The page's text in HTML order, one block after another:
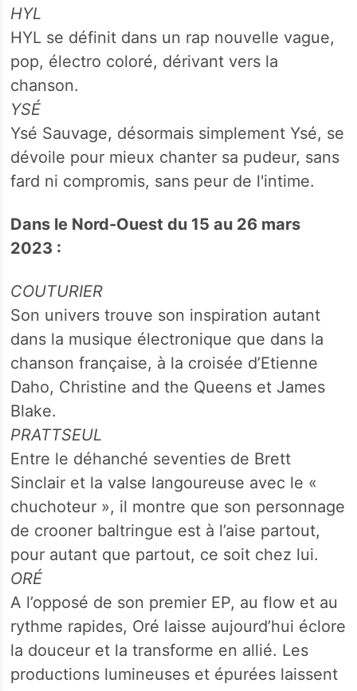
HYL
HYL se définit dans un rap nouvelle vague,
pop, électro coloré, dérivant vers la
chanson.
YSÉ
Ysé Sauvage, désormais simplement Ysé, se
dévoile pour mieux chanter sa pudeur, sans
fard ni compromis, sans peur de l'intime.
Dans le Nord-Ouest du 15 au 26 mars
2023 :
COUTURIER
Son univers trouve son inspiration autant
dans la musique électronique que dans la
chanson française, à la croisée d’Etienne
Daho, Christine and the Queens et James
Blake.
PRATTSEUL
Entre le déhanché seventies de Brett
Sinclair et la valse langoureuse avec le «
chuchoteur », il montre que son personnage
de crooner baltringue est à l’aise partout,
pour autant que partout, ce soit chez lui.
ORÉ
A l’opposé de son premier EP, au flow et au
rythme rapides, Oré laisse aujourd’hui éclore
la douceur et la transforme en allié. Les
productions lumineuses et épurées laissent